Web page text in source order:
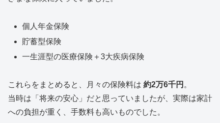
個人年金保険
貯蓄型保険
一生涯型の医療保険＋3大疾病保険
これらをまとめると、月々の保険料は 約2万6千円 。
当時は「将来の安心」だと思っていましたが、実際は家計
への負担が重く、手数料も高いものでした。